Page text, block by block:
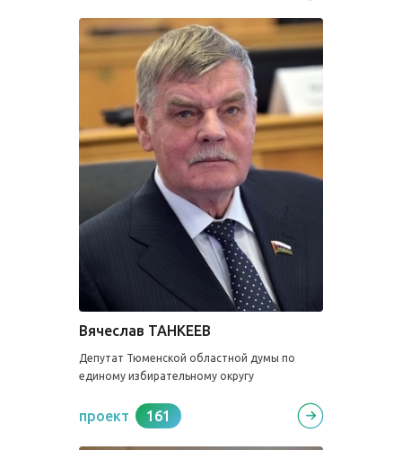
Вячеслав ТАНКЕЕВ
Депутат Тюменской областной думы по
единому избирательному округу
проект 161